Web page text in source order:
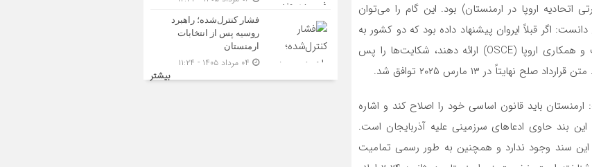
اتحادیه اروپا در ارمنستان) بود. این گام را می‌توان
اگر قبلاً ایروان پیشنهاد داده بود که دو کشور به
طور همزمان درخواست انحلال گروه مینسک را به سازمان امنیت و همکاری اروپا (OSCE) ارائه دهند، شکایت‌ها را پس
در ۱۳ مارس ۲۰۲۵ توافق شد.
باید قانون اساسی خود را اصلاح کند و اشاره
نظر باکو، این بند حاوی ادعاهای سرزمینی علیه آذربایجان است.
سند وجود ندارد و همچنین به طور رسمی تمامیت
فشار کنترل‌شده؛ راهبرد
روسیه پس از انتخابات
ارمنستان
بیشتر